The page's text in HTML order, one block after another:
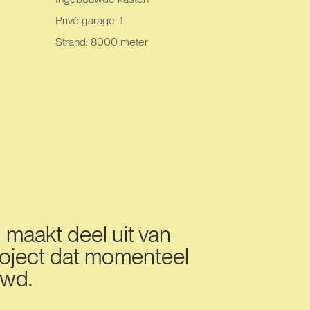
Privé garage: 1
Strand: 8000 meter
deel uit van
dat momenteel